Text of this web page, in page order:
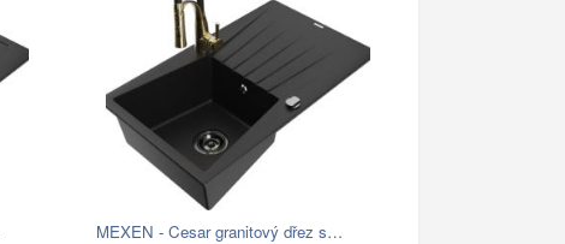
MEXEN - Cesar granitový dřez s…